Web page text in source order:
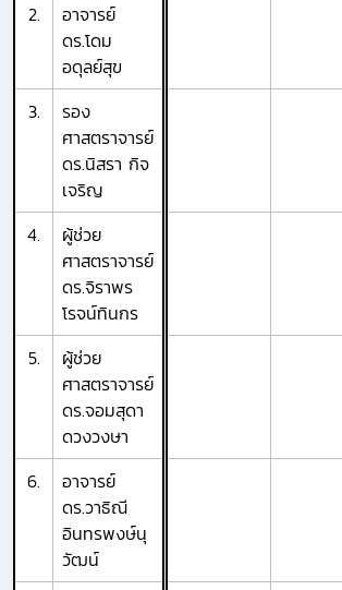
2.
อาจารย์
ดร.โดม
อดุลย์สุข
3.
รอง
ศาสตราจารย์
ดร.นิสรา กิจ
เจริญ
4.
ผู้ช่วย
ศาสตราจารย์
ดร.จิราพร
โรจน์ทินกร
5.
ผู้ช่วย
ศาสตราจารย์
ดร.จอมสุดา
ดวงวงษา
6.
อาจารย์
ดร.วาธิณี
อินทรพงษ์นุ
วัฒน์